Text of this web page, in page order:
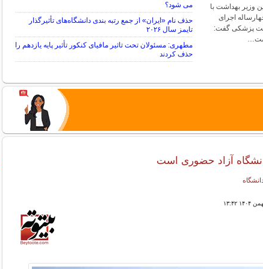
وزیر بهداشت با
اجرای
پزشکی گفت:
می شود؟
حذف نام «ایران» از جمع رتبه بندی دانشگاه‌های تأثیرگذار
تایمز سال ۲۰۲۶
مطهری: مسئولان تحت تاثیر مافیای کنکور تأثیر پایه یازدهم را
حذف کردند
آزاد حضوری است